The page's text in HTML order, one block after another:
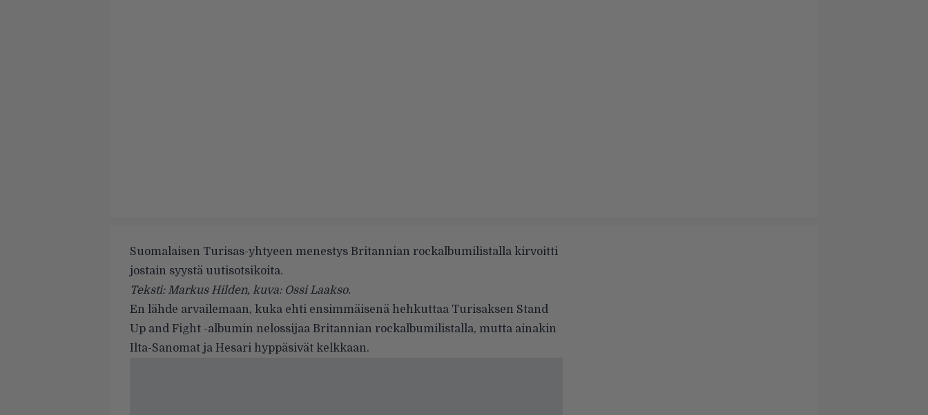
Suomalaisen Turisas-yhtyeen menestys Britannian rockalbumilistalla kirvoitti
jostain syystä uutisotsikoita.
Teksti: Markus Hilden, kuva: Ossi Laakso.
En lähde arvailemaan, kuka ehti ensimmäisenä hehkuttaa Turisaksen Stand
Up and Fight -albumin nelossijaa Britannian rockalbumilistalla, mutta ainakin
Ilta-Sanomat ja Hesari hyppäsivät kelkkaan.